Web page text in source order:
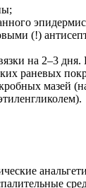
(!)
на 2–3 дня.
раневых
мазей